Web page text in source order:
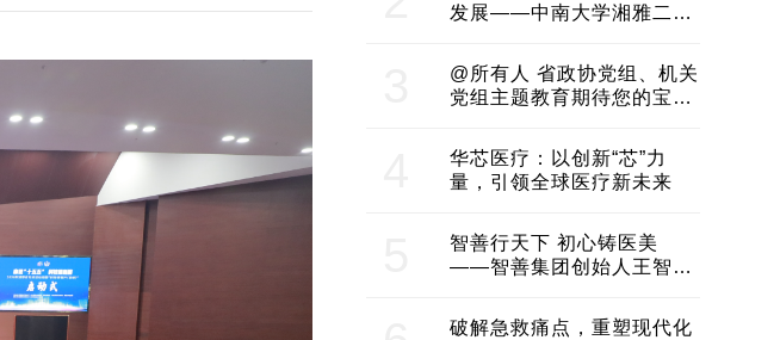
发展——中南大学湘雅二医
@所有人 省政协党组、机关
党组主题教育期待您的宝贵
华芯医疗：以创新“芯”力
量，引领全球医疗新未来
智善行天下 初心铸医美
——智善集团创始人王智带
建医美产业良性生态圈
破解急救痛点，重塑现代化